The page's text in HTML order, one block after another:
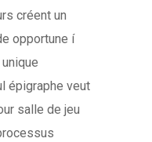
créent un
opportune í
épigraphe veut
salle de jeu